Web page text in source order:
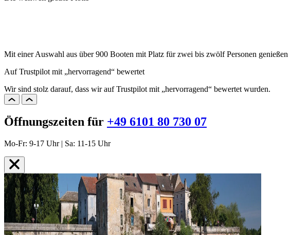
Mit einer Auswahl aus über 900 Booten mit Platz für zwei bis zwölf Personen
Auf Trustpilot mit „hervorragend“ bewertet
Wir sind stolz darauf, dass wir auf Trustpilot mit „hervorragend“ bewertet wurden.
Öffnungszeiten für +49 6101 80 730 07
Mo-Fr: 9-17 Uhr | Sa: 11-15 Uhr